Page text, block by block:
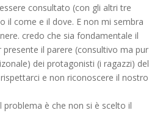
consultato (con gli altri tre
il come e il dove. E non mi sembra
credo che sia fondamentale il
il parere (consultivo ma pur
dei protagonisti (i ragazzi) del
e non riconoscere il nostro
è che non si è scelto il